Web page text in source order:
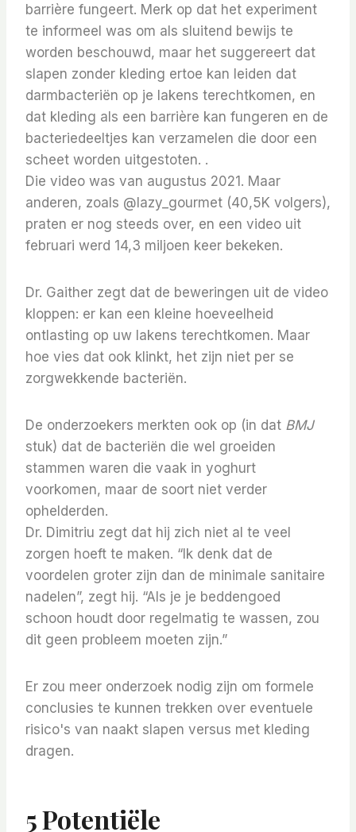
barrière fungeert. Merk op dat het experiment
te informeel was om als sluitend bewijs te
worden beschouwd, maar het suggereert dat
slapen zonder kleding ertoe kan leiden dat
darmbacteriën op je lakens terechtkomen, en
dat kleding als een barrière kan fungeren en de
bacteriedeeltjes kan verzamelen die door een
scheet worden uitgestoten. .
Die video was van augustus 2021. Maar
anderen, zoals @lazy_gourmet (40,5K volgers),
praten er nog steeds over, en een video uit
februari werd 14,3 miljoen keer bekeken.
Dr. Gaither zegt dat de beweringen uit de video
kloppen: er kan een kleine hoeveelheid
ontlasting op uw lakens terechtkomen. Maar
hoe vies dat ook klinkt, het zijn niet per se
zorgwekkende bacteriën.
De onderzoekers merkten ook op (in dat BMJ
stuk) dat de bacteriën die wel groeiden
stammen waren die vaak in yoghurt
voorkomen, maar de soort niet verder
ophelderden.
Dr. Dimitriu zegt dat hij zich niet al te veel
zorgen hoeft te maken. “Ik denk dat de
voordelen groter zijn dan de minimale sanitaire
nadelen”, zegt hij. “Als je je beddengoed
schoon houdt door regelmatig te wassen, zou
dit geen probleem moeten zijn.”
Er zou meer onderzoek nodig zijn om formele
conclusies te kunnen trekken over eventuele
risico's van naakt slapen versus met kleding
dragen.
5 Potentiële